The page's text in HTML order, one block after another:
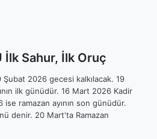
İlk Sahur, İlk Oruç
Şubat 2026 gecesi kalkılacak. 19
ilk günüdür. 16 Mart 2026 Kadir
ramazan ayının son günüdür.
denir. 20 Mart'ta Ramazan